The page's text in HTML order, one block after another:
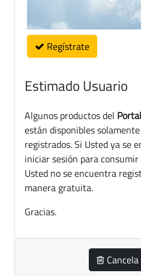
Regístrate
Estimado Usuario
Algunos productos del
están disponibles
registrados. Si Usted ya se
iniciar sesión para
Usted no se encuentra
manera gratuita.
Gracias.
Cancela